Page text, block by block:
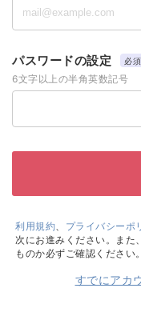
パスワードの設定 必須
6文字以上の半角英数記号
利用規約、 プライバシーポ
次にお進みください。また
ものか必ずご確認ください。
すでにアカ